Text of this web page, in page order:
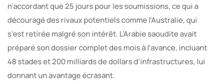
n’accordant que 25 jours pour les soumissions, ce qui a
découragé des rivaux potentiels comme l’Australie, qui
s’est retirée malgré son intérêt. L’Arabie saoudite avait
préparé son dossier complet des mois à l’avance, incluant
48 stades et 200 milliards de dollars d’infrastructures, lui
donnant un avantage écrasant.